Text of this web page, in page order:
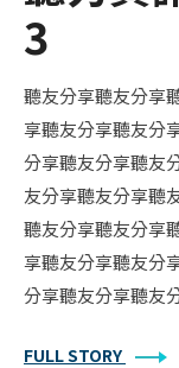
3
聽友分享聽友分享
享聽友分享聽友分
分享聽友分享聽友
友分享聽友分享聽
聽友分享聽友分享
享聽友分享聽友分
分享聽友分享聽友
FULL STORY